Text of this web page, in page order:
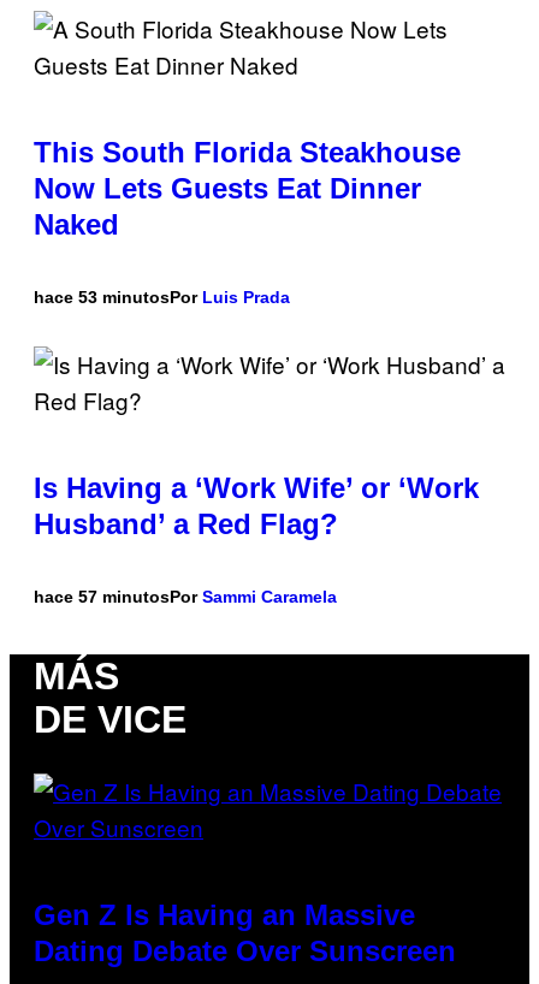
This South Florida Steakhouse
Now Lets Guests Eat Dinner
Naked
hace 53 minutosPor Luis Prada
Is Having a ‘Work Wife’ or ‘Work
Husband’ a Red Flag?
hace 57 minutosPorSammi Caramela
MÁS
DE VICE
Gen Z Is Having an Massive
Dating Debate Over Sunscreen